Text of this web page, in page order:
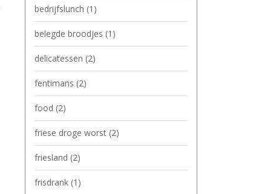
bedrijfslunch (1)
belegde broodjes (1)
delicatessen (2)
fentimans (2)
food (2)
friese droge worst (2)
friesland (2)
frisdrank (1)